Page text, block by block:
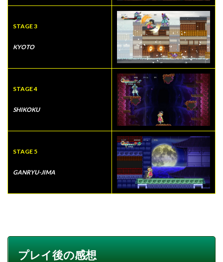
STAGE 3
KYOTO
STAGE 4
SHIKOKU
STAGE 5
GANRYU-JIMA
プレイ後の感想